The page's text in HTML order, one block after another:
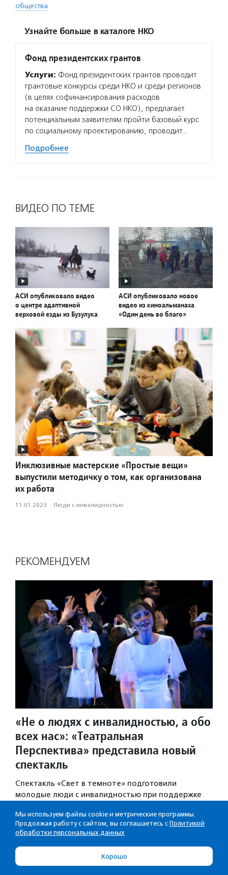
общества
Узнайте больше в каталоге НКО
Фонд президентских грантов
Услуги: Фонд президентских грантов проводит
грантовые конкурсы среди НКО и среди регионов
(в целях софинансирования расходов
на оказание поддержки СО НКО), предлагает
потенциальным заявителям пройти базовый курс
по социальному проектированию, проводит…
Подробнее
ВИДЕО ПО ТЕМЕ
АСИ опубликовало видео
о центре адаптивной
верховой езды из Бузулука
АСИ опубликовало новое
видео из киноальманаха
«Один день во благо»
Инклюзивные мастерские «Простые вещи»
выпустили методичку о том, как организована
их работа
11.01.2023 · Люди с инвалидностью
РЕКОМЕНДУЕМ
«Не о людях с инвалидностью, а обо
всех нас»: «Театральная
Перспектива» представила новый
спектакль
Спектакль «Свет в темноте» подготовили
молодые люди с инвалидностью при поддержке
Статьи 24.07.2026
Благотвори­тель­ность и доброволь­
чест­во
Семинар «Личные истории как
Мы используем файлы cookie и метрические программы.
Продолжая работу с сайтом, вы соглашаетесь с Политикой
обработки персональных данных
Хорошо